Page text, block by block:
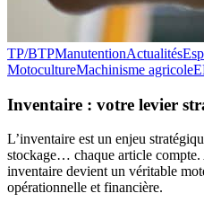
TP/BTPManutentionActualités
MotocultureMachinisme agricole
Inventaire : votre levier
L’inventaire est un enjeu
stockage… chaque article
inventaire devient un véritable
opérationnelle et financière.